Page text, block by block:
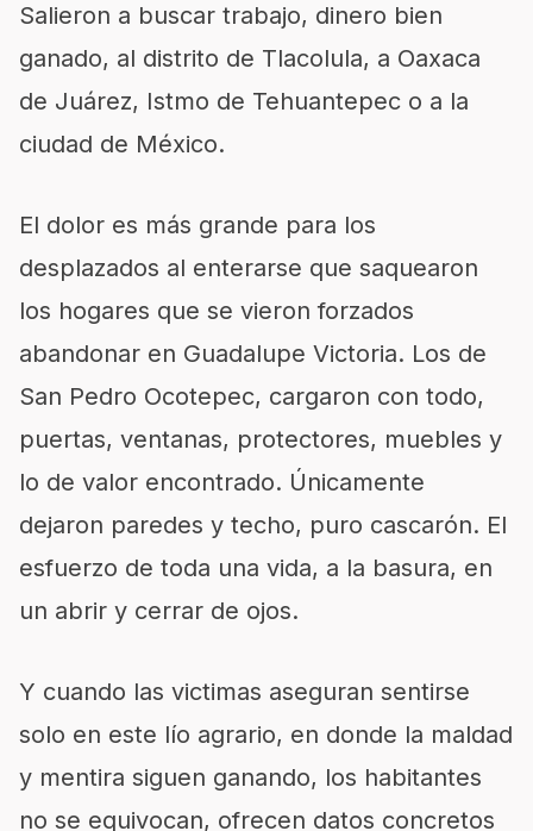
Salieron a buscar trabajo, dinero bien
ganado, al distrito de Tlacolula, a Oaxaca
de Juárez, Istmo de Tehuantepec o a la
ciudad de México.
El dolor es más grande para los
desplazados al enterarse que saquearon
los hogares que se vieron forzados
abandonar en Guadalupe Victoria. Los de
San Pedro Ocotepec, cargaron con todo,
puertas, ventanas, protectores, muebles y
lo de valor encontrado. Únicamente
dejaron paredes y techo, puro cascarón. El
esfuerzo de toda una vida, a la basura, en
un abrir y cerrar de ojos.
Y cuando las victimas aseguran sentirse
solo en este lío agrario, en donde la maldad
y mentira siguen ganando, los habitantes
no se equivocan, ofrecen datos concretos